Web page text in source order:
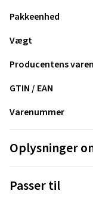
Pakkeenhed
Vægt
Producentens
GTIN / EAN
Varenummer
Oplysninger
Ralf Bohle GmbH
Passer til